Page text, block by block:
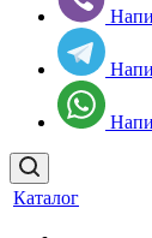
Каталог